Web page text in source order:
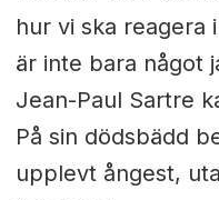
hur vi ska reagera
är inte bara något
Jean-Paul Sartre
På sin dödsbädd
upplevt ångest,